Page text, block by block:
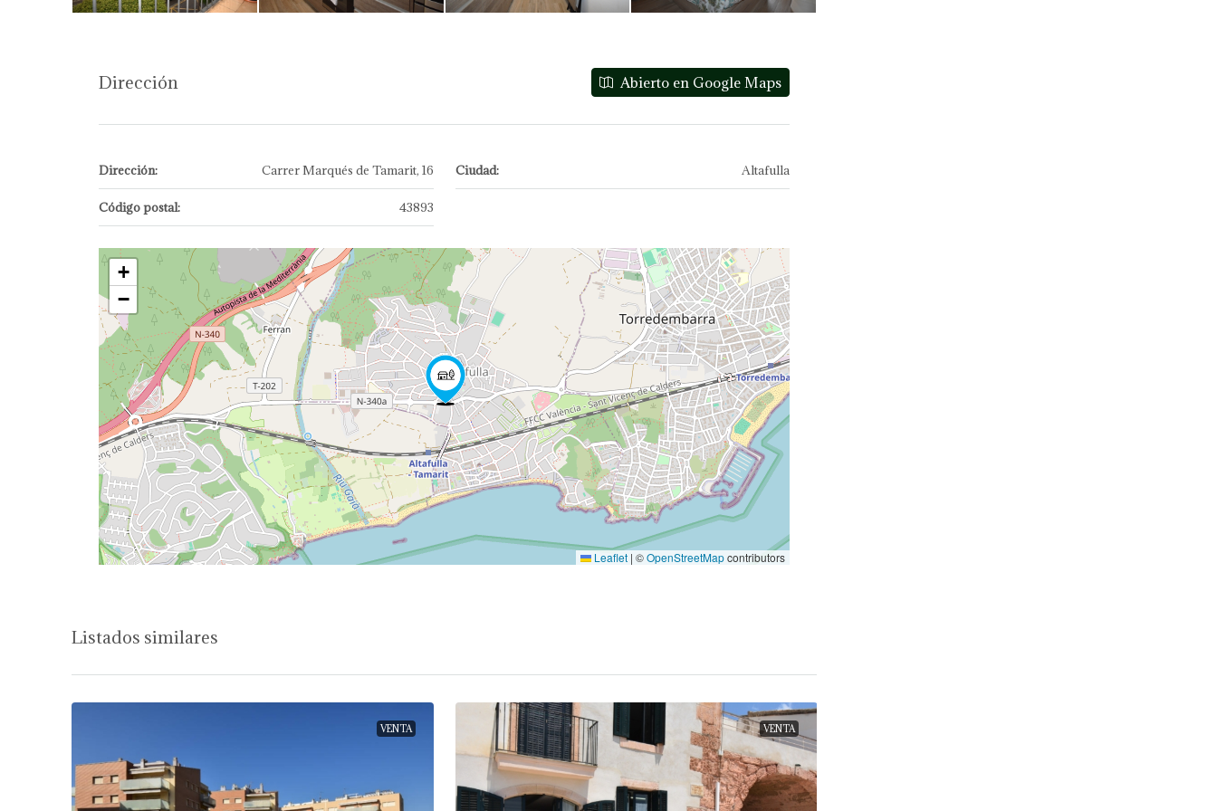
Dirección Abierto en Google Maps
Dirección: Carrer Marqués de Tamarit, 16 Ciudad: Altafulla
Código postal: 43893
+
−
Leaflet | ©OpenStreetMapcontributors
Listados similares
VENTA VENTA